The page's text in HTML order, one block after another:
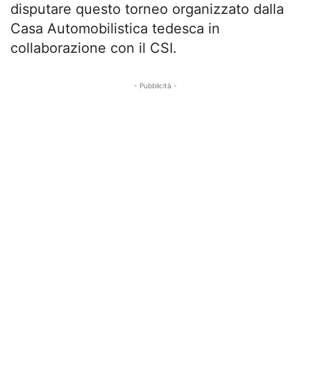
disputare questo torneo organizzato dalla
Casa Automobilistica tedesca in
collaborazione con il CSI.
- Pubblicità -